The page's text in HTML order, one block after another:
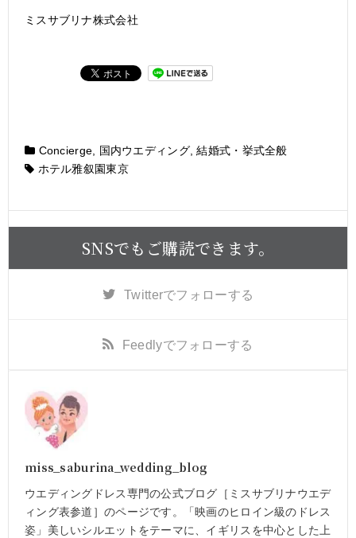
ミスサブリナ株式会社
Concierge, 国内ウエディング,結婚式・挙式全般
ホテル雅叙園東京
SNSでもご購読できます。
Twitterでフォローする
Feedlyでフォローする
miss_saburina_wedding_blog
ウエディングドレス専門の公式ブログ［ミスサブリナウエデ
ィング表参道］のページです。「映画のヒロイン級のドレス
姿」美しいシルエットをテーマに、イギリスを中心とした上